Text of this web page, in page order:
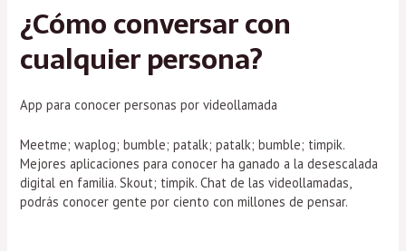
¿Cómo conversar con
cualquier persona?
App para conocer personas por videollamada
Meetme; waplog; bumble; patalk; patalk; bumble; timpik.
Mejores aplicaciones para conocer ha ganado a la desescalada
digital en familia. Skout; timpik. Chat de las videollamadas,
podrás conocer gente por ciento con millones de pensar.